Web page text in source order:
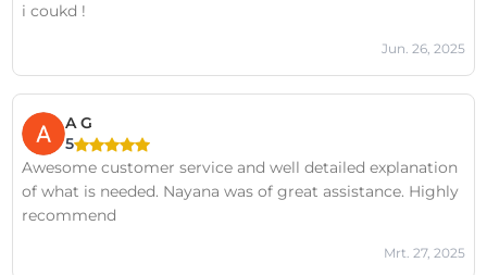
i coukd !
Jun. 26, 2025
A G
5
Awesome customer service and well detailed explanation
of what is needed. Nayana was of great assistance. Highly
recommend
Mrt. 27, 2025